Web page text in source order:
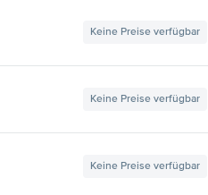
Keine Preise verfügbar
Keine Preise verfügbar
Keine Preise verfügbar